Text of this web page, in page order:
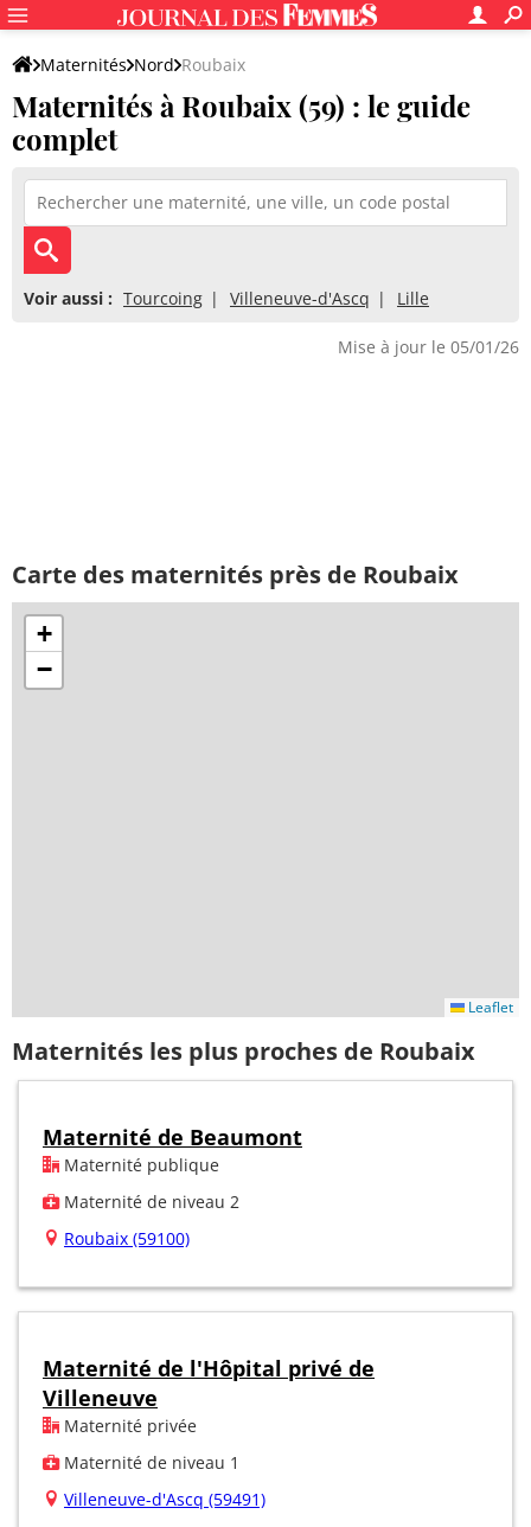
Maternités Nord Roubaix
Maternités à Roubaix (59) : le guide
complet
Voir aussi : Tourcoing Villeneuve-d'Ascq Lille
Mise à jour le 05/01/26
Carte des maternités près de Roubaix
+
−
Leaflet
Maternités les plus proches de Roubaix
Maternité de Beaumont
Maternité publique
Maternité de niveau 2
Roubaix (59100)
Maternité de l'Hôpital privé de
Villeneuve
Maternité privée
Maternité de niveau 1
Villeneuve-d'Ascq (59491)